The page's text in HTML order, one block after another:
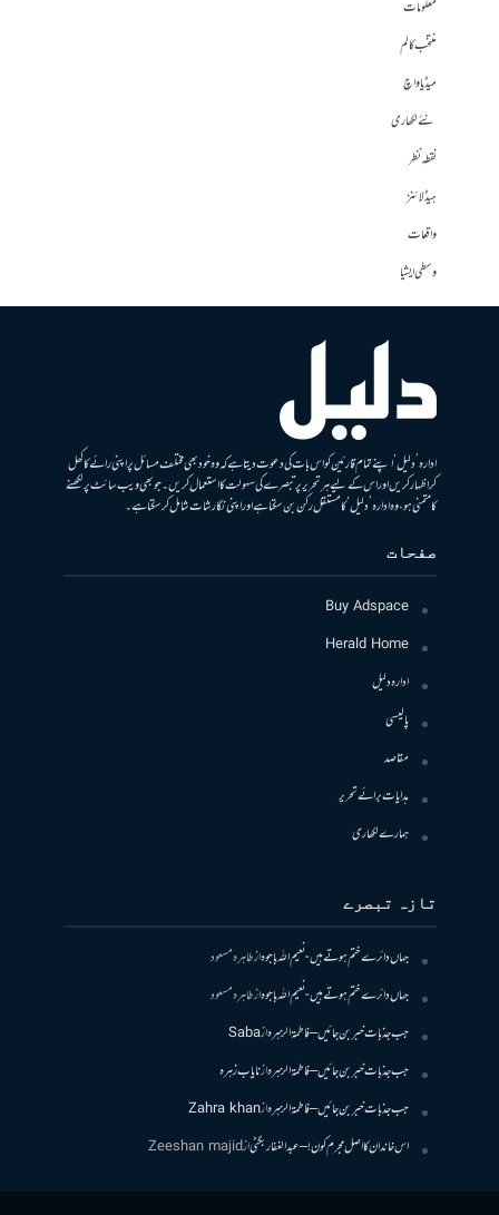
معلومات
منتخب کالم
میڈیا واچ
نئے لکھاری
نقطہ نظر
ہیڈلائنز
واقعات
وسطی ایشیا
ادارہ ’دلیل‘ اپنے تمام قارئین کو اس بات کی دعوت دیتا ہے کہ وہ خود بھی مختلف مسائل پر اپنی رائے کا کھل
کر اظہار کریں اور اس کے لیے ہر تحریر پر تبصرے کی سہولت کا استعمال کریں۔ جو بھی ویب سائٹ پر لکھنے
کا متمنی ہو، وہ ادارہ ’دلیل‘ کا مستقل رکن بن سکتا ہے اور اپنی نگارشات شامل کرسکتا ہے۔
صفحات
Buy Adspace
Herald Home
ادارہ دلیل
پالیسی
مقاصد
ہدایات برائے تحریر
ہمارے لکھاری
تازہ تبصرے
جہاں دائرے ختم ہوتے ہیں- نعیم اللہ باجوہازطاہرہ مسعود
جہاں دائرے ختم ہوتے ہیں- نعیم اللہ باجوہازطاہرہ مسعود
جب جذبات خبر بن جائیں – فاطمۃالزہرہازSaba
جب جذبات خبر بن جائیں – فاطمۃالزہرہازنایاب زہرہ
جب جذبات خبر بن جائیں – فاطمۃالزہرہازZahra khan
اس خاندان کا اصل مجرم کون! – عبدالغفار بگٹیازZeeshan majid